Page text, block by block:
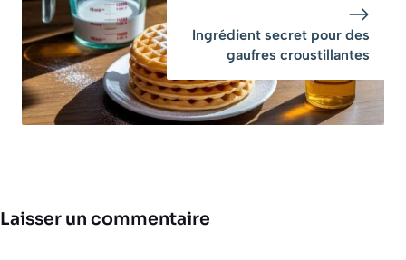
Ingrédient secret pour des
gaufres croustillantes
Laisser un commentaire